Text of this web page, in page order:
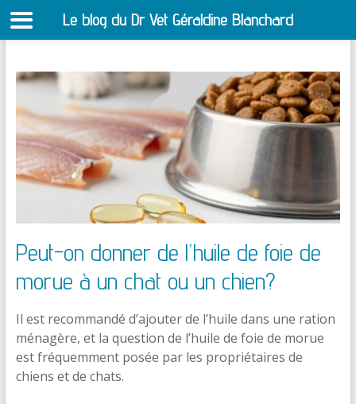
contenu
Peut-on donner de l’huile de foie de
morue à un chat ou un chien?
Il est recommandé d’ajouter de l’huile dans une ration
ménagère, et la question de l’huile de foie de morue
est fréquemment posée par les propriétaires de
chiens et de chats.
Le blog du Dr Vet Géraldine Blanchard